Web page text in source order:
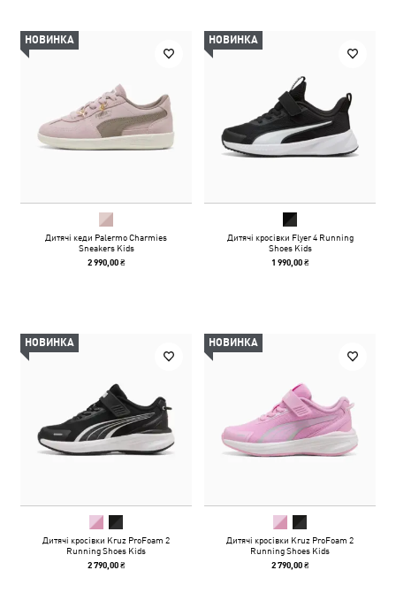
НОВИНКА
Дитячі кеди Palermo Charmies
Sneakers Kids
2 990,00 ₴
НОВИНКА
Дитячі кросівки Flyer 4 Running
Shoes Kids
1 990,00 ₴
НОВИНКА
Дитячі кросівки Kruz ProFoam 2
Running Shoes Kids
2 790,00 ₴
НОВИНКА
Дитячі кросівки Kruz ProFoam 2
Running Shoes Kids
2 790,00 ₴